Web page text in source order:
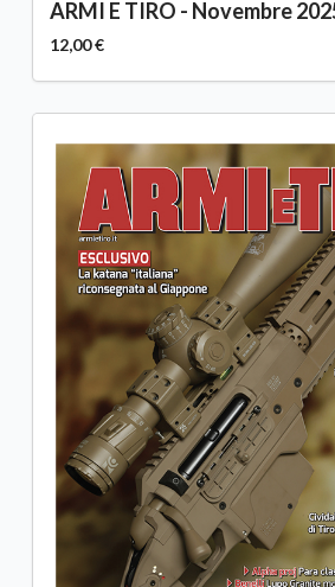
ARMI E TIRO - Novembre
12,00 €